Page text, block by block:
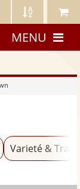
Künstler Meine
MENU
Varieté &